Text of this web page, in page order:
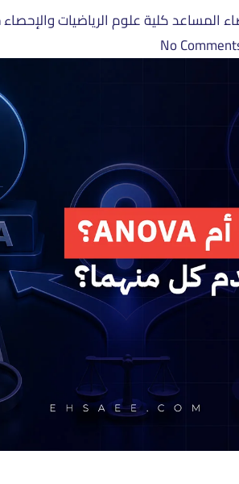
المساعد كلية علوم الرياضيات
No